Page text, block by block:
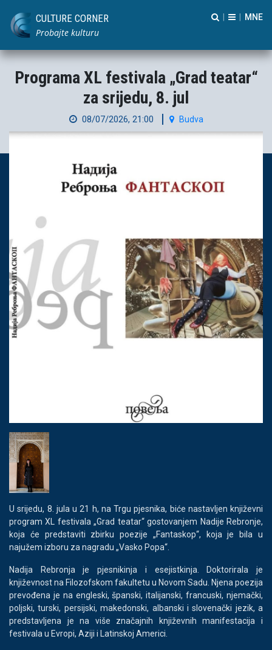
CULTURE CORNER
Probajte kulturu
Programa XL festivala „Grad teatar“
za srijedu, 8. jul
08/07/2026, 21:00 Budva
U srijedu, 8. jula u 21 h, na Trgu pjesnika, biće nastavljen književni
program XL festivala „Grad teatar“ gostovanjem Nadije Rebronje,
koja će predstaviti zbirku poezije „Fantaskop“, koja je bila u
najužem izboru za nagradu „Vasko Popa“.
Nadija Rebronja je pjesnikinja i esejistkinja. Doktorirala je
književnost na Filozofskom fakultetu u Novom Sadu. Njena poezija
prevođena je na engleski, španski, italijanski, francuski, njemački,
poljski, turski, persijski, makedonski, albanski i slovenački jezik, a
predstavljena je na više značajnih književnih manifestacija i
festivala u Evropi, Aziji i Latinskoj Americi.